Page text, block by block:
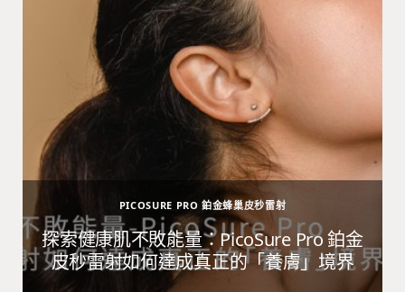
PICOSURE PRO 鉑金蜂巢皮秒雷射
探索健康肌不敗能量：PicoSure Pro 鉑金
皮秒雷射如何達成真正的「養膚」境界